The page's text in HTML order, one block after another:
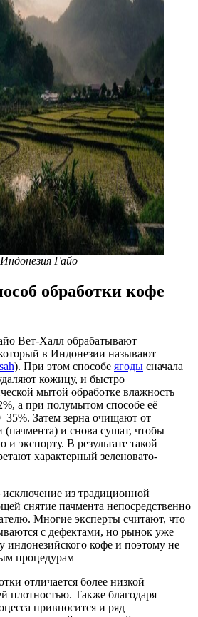
Индонезия Гайо
обработки кофе
Вет-Халл обрабатывают
в Индонезии называют
). При этом способе ягоды сначала
кожицу, и быстро
мытой обработке влажность
а при полумытом способе её
Затем зерна очищают от
(пачмента) и снова сушат, чтобы
экспорту. В результате такой
характерный зеленовато-
из традиционной
снятие пачмента непосредственно
Многие эксперты считают, что
с дефектами, но рынок уже
индонезийского кофе и поэтому не
процедурам
отличается более низкой
плотностью. Также благодаря
привносится и ряд